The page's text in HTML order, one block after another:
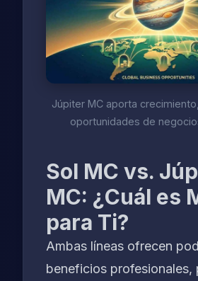
Júpiter MC aporta
oportunidades de
Sol MC vs.
MC: ¿Cuál es
para Ti?
Ambas líneas ofrecen
beneficios profesionales,